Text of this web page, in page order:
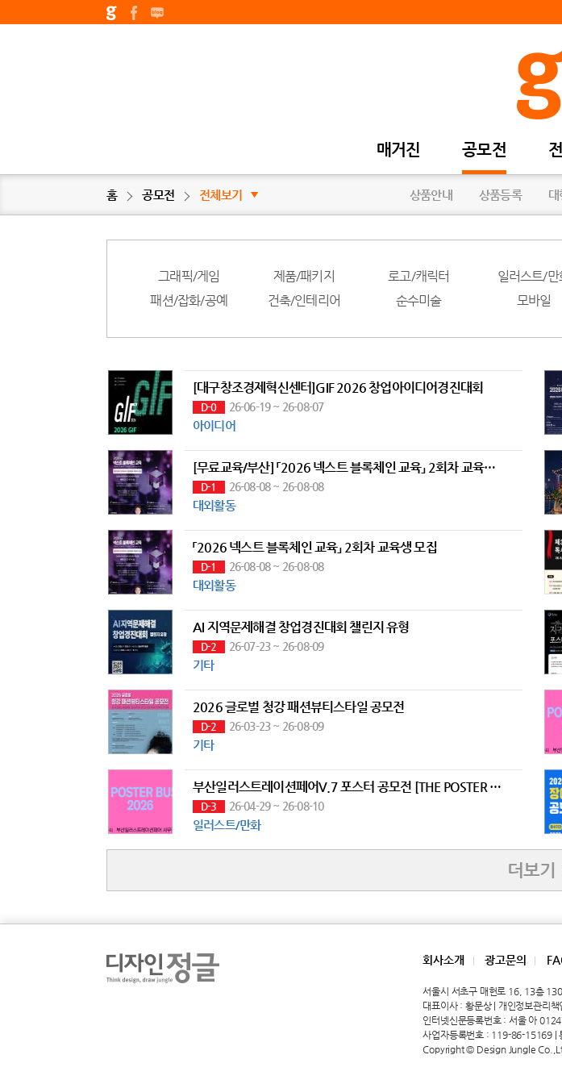
매거진 공모전
홈 공모전 전체보기 ▼ 상품안내 상품등록 대
그래픽/게임 제품/패키지 로고/캐릭터 일러스트/만
패션/잡화/공예
건축/인테리어 순수미술 모바일
[대구창조경제혁신센터]GIF 2026 창업아이디어경진대회
D-0 26-06-19 ~ 26-08-07
아이디어
[무료교육/부산] 「2026 넥스트 블록체인 교육」 2회차 교육생 모집 (~8/7)
D-1 26-08-08 ~ 26-08-08
대외활동
「2026 넥스트 블록체인 교육」 2회차 교육생 모집
D-1 26-08-08 ~ 26-08-08
대외활동
AI 지역문제해결 창업경진대회 챌린지 유형
D-2 26-07-23 ~ 26-08-09
기타
2026 글로벌 청강 패션뷰티스타일 공모전
D-2 26-03-23 ~ 26-08-09
기타
부산일러스트레이션페어V.7 포스터 공모전 [THE POSTER BUSAN 2026]
D-3 26-04-29 ~ 26-08-10
일러스트/만화
더보
회사소개 광고문의
서울시 서초구 매헌로 16, 13층
대표이사 : 황문상 | 개인정보관리
인터넷신문등록번호 : 서울 아
사업자등록번호 : 119-86-15169 |
Copyright © Design Jungle